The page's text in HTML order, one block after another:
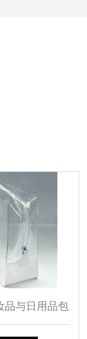
品与日用品包